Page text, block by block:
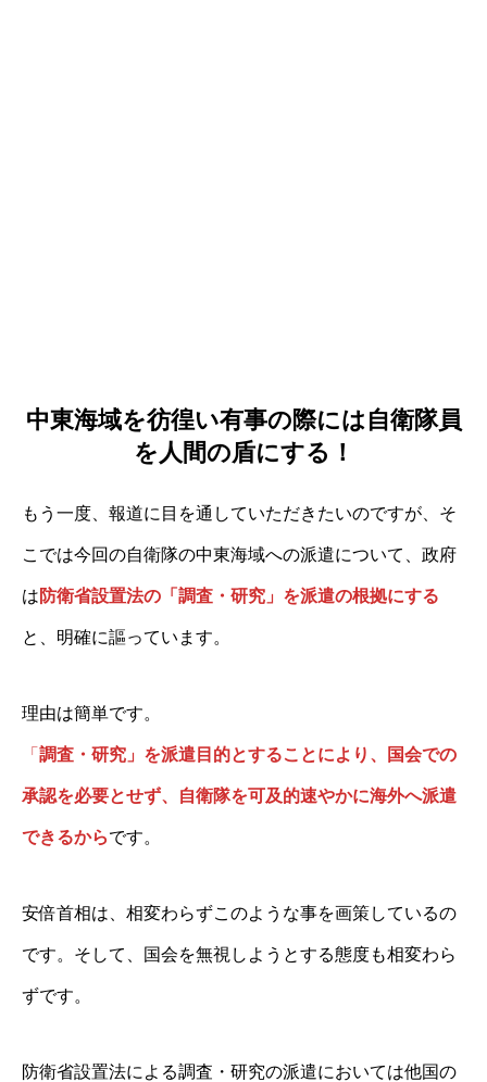
中東海域を彷徨い有事の際には自衛隊員
を人間の盾にする！
もう一度、報道に目を通していただきたいのですが、そ
こでは今回の自衛隊の中東海域への派遣について、政府
は 防衛省設置法の「調査・研究」を派遣の根拠にする
と、明確に謳っています。
理由は簡単です。
「 調査・研究」を派遣目的とすることにより、国会での
承認を必要とせず、自衛隊を可及的速やかに海外へ派遣
できるからです。
安倍首相は、相変わらずこのような事を画策しているの
です。そして、国会を無視しようとする態度も相変わら
ずです。
防衛省設置法による調査・研究の派遣においては他国の